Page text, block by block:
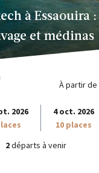
à Essaouira :
et médinas
À partir de
2026
4 oct. 2026
10 places
2départs à venir